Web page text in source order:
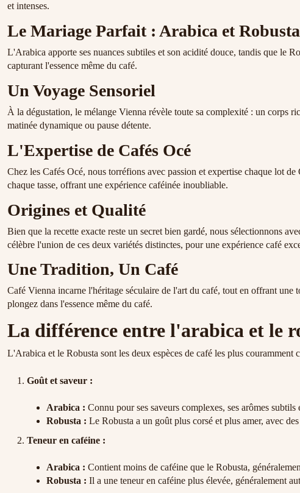
et intenses.
Le Mariage Parfait : Arabica et Robusta
L'Arabica apporte ses nuances subtiles et son acidité douce, tandis que le
capturant l'essence même du café.
Un Voyage Sensoriel
À la dégustation, le mélange Vienna révèle toute sa complexité : un corps
matinée dynamique ou pause détente.
L'Expertise de Cafés Océ
Chez les Cafés Océ, nous torréfions avec passion et expertise chaque lot
chaque tasse, offrant une expérience caféinée inoubliable.
Origines et Qualité
Bien que la recette exacte reste un secret bien gardé, nous sélectionnons
célèbre l'union de ces deux variétés distinctes, pour une expérience café
Une Tradition, Un Café
Café Vienna incarne l'héritage séculaire de l'art du café, tout en offrant
plongez dans l'essence même du café.
La différence entre l'arabica et le
L'Arabica et le Robusta sont les deux espèces de café les plus
Goût et saveur :
Arabica : Connu pour ses saveurs complexes, ses arômes
Robusta : Le Robusta a un goût plus corsé et plus amer, avec
Teneur en caféine :
Arabica : Contient moins de caféine que le Robusta,
Robusta : Il a une teneur en caféine plus élevée, généralement